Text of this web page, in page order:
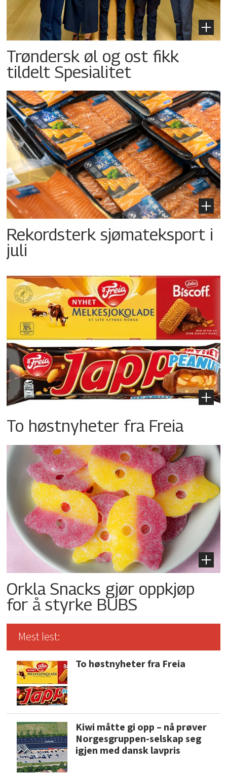
Trøndersk øl og ost fikk
tildelt Spesialitet
Rekordsterk sjømateksport i
juli
To høstnyheter fra Freia
Orkla Snacks gjør oppkjøp
for å styrke BUBS
Mest lest:
To høstnyheter fra Freia
Kiwi måtte gi opp – nå prøver
Norgesgruppen-selskap seg
igjen med dansk lavpris